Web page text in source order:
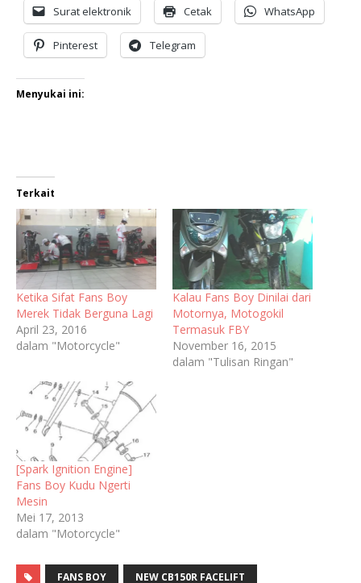
Surat elektronik Cetak WhatsApp
Pinterest Telegram
Menyukai ini:
Terkait
Ketika Sifat Fans Boy
Merek Tidak Berguna Lagi
April 23, 2016
dalam "Motorcycle"
Kalau Fans Boy Dinilai dari
Motornya, Motogokil
Termasuk FBY
November 16, 2015
dalam "Tulisan Ringan"
[Spark Ignition Engine]
Fans Boy Kudu Ngerti
Mesin
Mei 17, 2013
dalam "Motorcycle"
FANS BOY NEW CB150R FACELIFT